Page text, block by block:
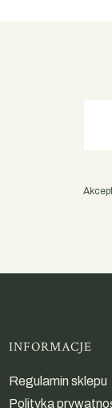
Linki
INFORMACJE
Regulamin sklepu
Polityka